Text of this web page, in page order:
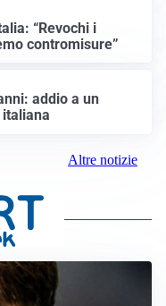
“Revochi i
contromisure”
addio a un
Altre notizie